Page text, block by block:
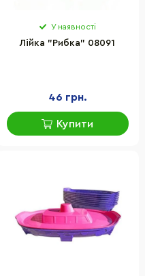
У наявності
Лійка "Рибка" 08091
46 грн.
Купити